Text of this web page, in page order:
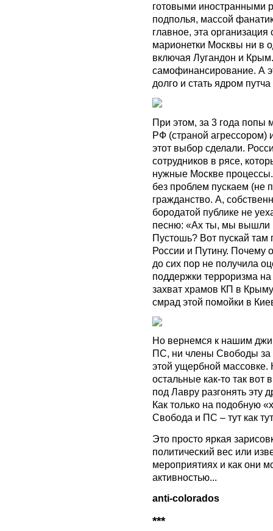
готовыми иностранными
подполья, массой
главное, эта организация
марионетки Москвы ни в
включая Лугандон и
самофинансирование. А
долго и стать ядром
При этом, за 3 года попы
РФ (страной агрессором)
этот выбор сделали.
сотрудников в рясе,
нужные Москве
без проблем пускаем (не
гражданство. А,
бородатой публике не
песню: «Ах ты, мы вышли
Пустошь? Вот пускай
России и Путину.
до сих пор не получила
поддержки терроризма
захват храмов КП в
смрад этой помойки в
Но вернемся к нашим
ПС, ни члены Свободы за
этой ущербной массовке.
остальные как-то так
под Лавру разгонять эту
Как только на подобную
Свобода и ПС – тут как
Это просто яркая
политический вес или
мероприятиях и как они
активностью...
anti-colorados
***